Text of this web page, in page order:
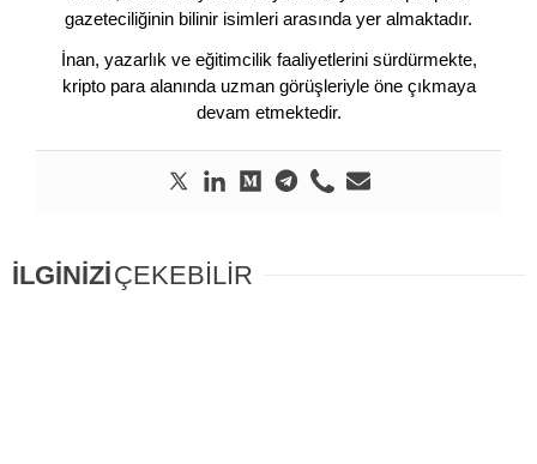
gazeteciliğinin bilinir isimleri arasında yer almaktadır.
İnan, yazarlık ve eğitimcilik faaliyetlerini sürdürmekte,
kripto para alanında uzman görüşleriyle öne çıkmaya
devam etmektedir.
İLGİNİZİÇEKEBİLİR